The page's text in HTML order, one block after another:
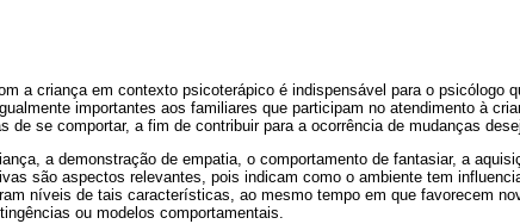
a criança em contexto psicoterápico é indispensável para o psicólogo
importantes aos familiares que participam no atendimento à
de se comportar, a fim de contribuir para a ocorrência de mudanças
a demonstração de empatia, o comportamento de fantasiar, a
são aspectos relevantes, pois indicam como o ambiente tem
níveis de tais características, ao mesmo tempo em que favorecem
ou modelos comportamentais.